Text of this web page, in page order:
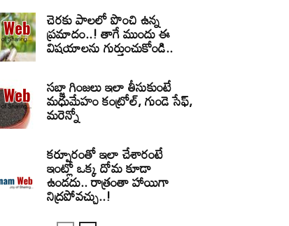
చెరకు పాలలో పొంచి ఉన్న
ప్రమాదం..! తాగే ముందు ఈ
విషయాలను గుర్తుంచుకోండి..
సబ్జా గింజలు ఇలా తీసుకుంటే
మధుమేహం కంట్రోల్, గుండె సేఫ్,
మరెన్నో
కర్పూరంతో ఇలా చేశారంటే
ఇంట్లో ఒక్క దోమ కూడా
ఉండదు.. రాత్రంతా హాయిగా
నిద్రపోవచ్చు..!